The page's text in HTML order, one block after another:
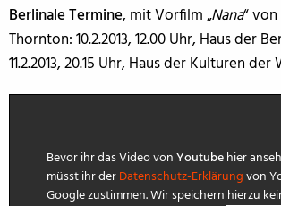
Berlinale Termine, mit Vorfilm „Nana“
Thornton: 10.2.2013, 12.00 Uhr, Haus der
11.2.2013, 20.15 Uhr, Haus der Kulturen der
Bevor ihr das Video vonYoutubehier
müsst ihr derDatenschutz-Erklärungvon
Google zustimmen. Wir speichern hierzu